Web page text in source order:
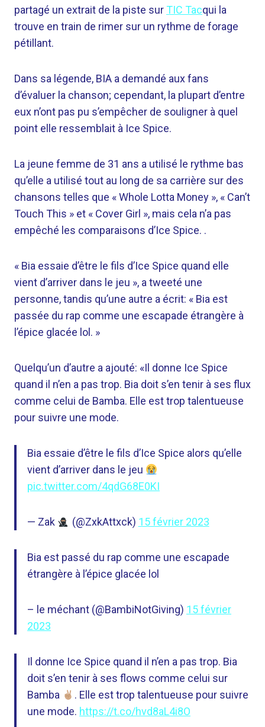
partagé un extrait de la piste sur TIC Tacqui la
trouve en train de rimer sur un rythme de forage
pétillant.
Dans sa légende, BIA a demandé aux fans
d’évaluer la chanson; cependant, la plupart d’entre
eux n’ont pas pu s’empêcher de souligner à quel
point elle ressemblait à Ice Spice.
La jeune femme de 31 ans a utilisé le rythme bas
qu’elle a utilisé tout au long de sa carrière sur des
chansons telles que « Whole Lotta Money », « Can’t
Touch This » et « Cover Girl », mais cela n’a pas
empêché les comparaisons d’Ice Spice. .
« Bia essaie d’être le fils d’Ice Spice quand elle
vient d’arriver dans le jeu », a tweeté une
personne, tandis qu’une autre a écrit: « Bia est
passée du rap comme une escapade étrangère à
l’épice glacée lol. »
Quelqu’un d’autre a ajouté: «Il donne Ice Spice
quand il n’en a pas trop. Bia doit s’en tenir à ses flux
comme celui de Bamba. Elle est trop talentueuse
pour suivre une mode.
Bia essaie d’être le fils d’Ice Spice alors qu’elle
vient d’arriver dans le jeu
pic.twitter.com/4qdG68E0KI
— Zak (@ZxkAttxck) 15 février 2023
Bia est passé du rap comme une escapade
étrangère à l’épice glacée lol
– le méchant (@BambiNotGiving) 15 février
2023
Il donne Ice Spice quand il n’en a pas trop. Bia
doit s’en tenir à ses flows comme celui sur
Bamba
. Elle est trop talentueuse pour suivre
une mode. https://t.co/hvd8aL4i8O